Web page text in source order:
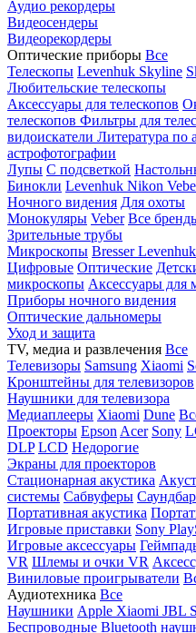
Аудио рекордеры
Видеосендеры
Видеорекордеры
Оптические приборы Все
Телескопы Levenhuk Skyline
Любительские телескопы
Аксессуары для телескопов
телескопов Фильтры для
видоискатели Литература по
астрофотографии
Лупы С подсветкой
Бинокли Levenhuk Nikon
Ночного видения Для охоты
Монокуляры Veber Все
Зрительные трубы
Микроскопы BresserLevenhuk
Цифровые Оптические
микроскопы Аксессуары для
Приборы ночного видения
Оптические дальномеры
Уход и защита
TV, медиа и развлечения Все
Телевизоры Samsung Xiaomi
Кронштейны для телевизоров
Наушники для телевизора
Медиаплееры Xiaomi Dune
Проекторы Epson Acer Sony
DLP LCD Недорогие
Экраны для проекторов
Стационарная акустика
системы Сабвуферы
Портативная акустика
Игровые приставки Sony
Игровые аксессуары
VR Шлемы и очки VR
Виниловые проигрыватели
Аудиотехника Все
Наушники Apple Xiaomi JBL
Беспроводные Bluetooth